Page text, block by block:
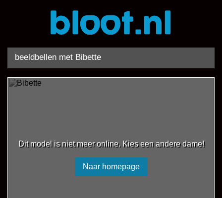
beeldbellen met Bibette
Dit model is niet meer online. Kies een andere dame!
Naar homepage